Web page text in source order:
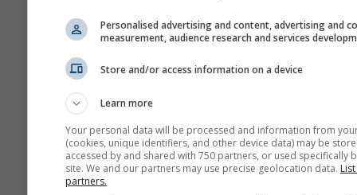
Personalised advertising and content, advertising and
measurement, audience research and services
Store and/or access information on a device
Learn more
Your personal data will be processed and information from
(cookies, unique identifiers, and other device data) may be
accessed by and shared with 750 partners, or used specifically
site. We and our partners may use precise geolocation data.
partners.